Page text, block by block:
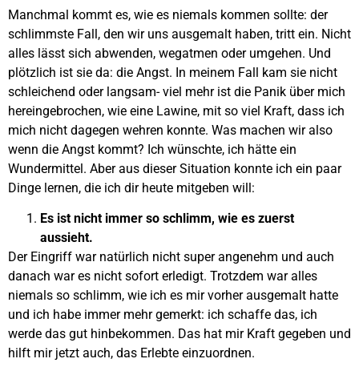
Manchmal kommt es, wie es niemals kommen sollte: der
schlimmste Fall, den wir uns ausgemalt haben, tritt ein. Nicht
alles lässt sich abwenden, wegatmen oder umgehen. Und
plötzlich ist sie da: die Angst. In meinem Fall kam sie nicht
schleichend oder langsam- viel mehr ist die Panik über mich
hereingebrochen, wie eine Lawine, mit so viel Kraft, dass ich
mich nicht dagegen wehren konnte. Was machen wir also
wenn die Angst kommt? Ich wünschte, ich hätte ein
Wundermittel. Aber aus dieser Situation konnte ich ein paar
Dinge lernen, die ich dir heute mitgeben will:
Es ist nicht immer so schlimm, wie es zuerst
aussieht.
Der Eingriff war natürlich nicht super angenehm und auch
danach war es nicht sofort erledigt. Trotzdem war alles
niemals so schlimm, wie ich es mir vorher ausgemalt hatte
und ich habe immer mehr gemerkt: ich schaffe das, ich
werde das gut hinbekommen. Das hat mir Kraft gegeben und
hilft mir jetzt auch, das Erlebte einzuordnen.